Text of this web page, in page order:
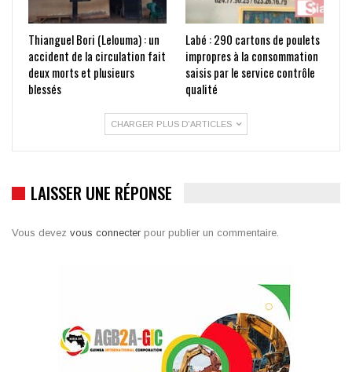
Thianguel Bori (Lelouma) : un
accident de la circulation fait
deux morts et plusieurs
blessés
Labé : 290 cartons de poulets
impropres à la consommation
saisis par le service contrôle
qualité
CHARGER PLUS D'ARTICLES
LAISSER UNE RÉPONSE
Vous devez vous connecter pour publier un commentaire.